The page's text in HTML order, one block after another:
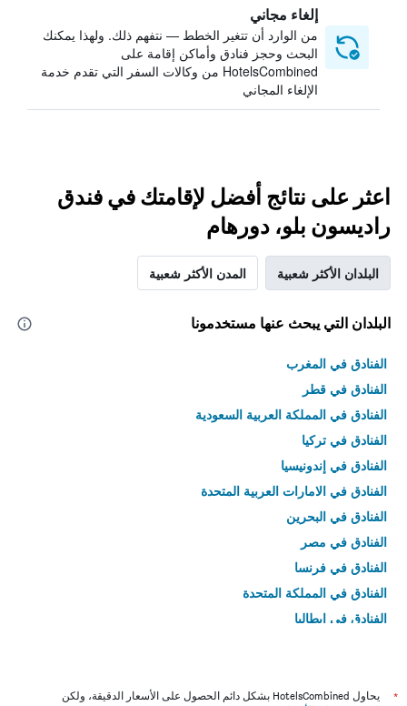
إلغاء مجاني
من الوارد أن تتغير الخطط — نتفهم ذلك. ولهذا يمكنك
البحث وحجز فنادق وأماكن إقامة على
HotelsCombined من وكالات السفر التي تقدم خدمة
الإلغاء المجاني
اعثر على نتائج أفضل لإقامتك في فندق
راديسون بلو، دورهام
البلدان الأكثر شعبية المدن الأكثر شعبية
البلدان التي يبحث عنها مستخدمونا
الفنادق في المغرب
الفنادق في قطر
الفنادق في المملكة العربية السعودية
الفنادق في تركيا
الفنادق في إندونيسيا
الفنادق في الامارات العربية المتحدة
الفنادق في البحرين
الفنادق في مصر
الفنادق في فرنسا
الفنادق في المملكة المتحدة
الفنادق في إيطاليا
*
يحاول HotelsCombined بشكل دائم الحصول على الأسعار الدقيقة، ولكن